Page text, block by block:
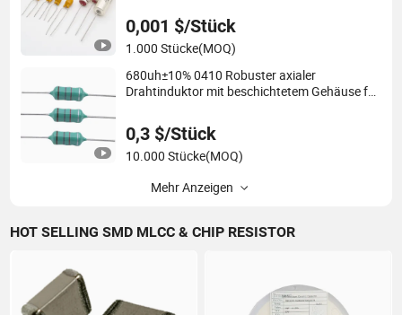
0,001 $/Stück
1.000 Stücke(MOQ)
680uh±10% 0410 Robuster axialer
Drahtinduktor mit beschichtetem Gehäuse für
0,3 $/Stück
10.000 Stücke(MOQ)
Mehr Anzeigen
HOT SELLING SMD MLCC & CHIP RESISTOR